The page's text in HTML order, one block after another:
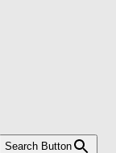
Search Button